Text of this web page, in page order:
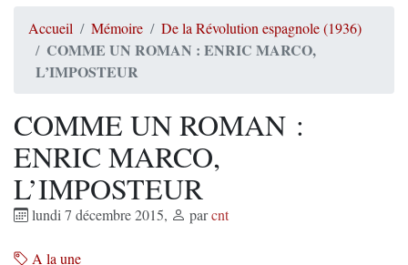
Accueil Mémoire De la Révolution espagnole (1936)
COMME UN ROMAN : ENRIC MARCO,
L’IMPOSTEUR
COMME UN ROMAN :
ENRIC MARCO,
L’IMPOSTEUR
lundi 7 décembre 2015, parcnt
A la une